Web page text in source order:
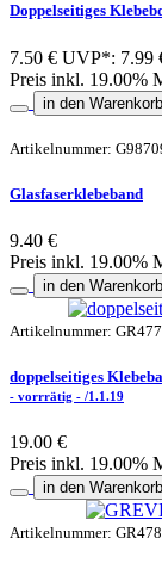
Doppelseitiges
7.50 € UVP*: 7.99
Preis inkl. 19.00%
in den Warenkorb
Artikelnummer:
Glasfaserklebeband
9.40 €
Preis inkl. 19.00%
in den Warenkorb
Artikelnummer:
doppelseitiges
- vorrrätig - /1.1.19
19.00 €
Preis inkl. 19.00%
in den Warenkorb
Artikelnummer: